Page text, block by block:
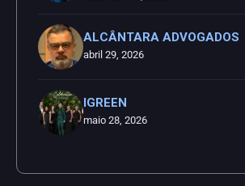
ALCÂNTARA ADVOGADOS
abril 29, 2026
IGREEN
maio 28, 2026